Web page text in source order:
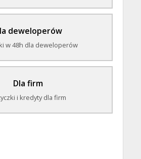
deweloperów
w 48h dla deweloperów
Dla firm
i kredyty dla firm